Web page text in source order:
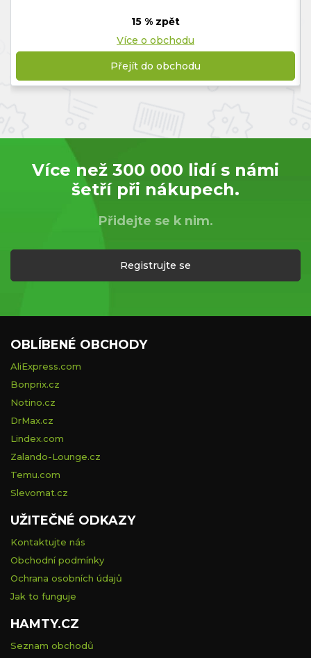
15 % zpět
Více o obchodu
Přejít do obchodu
Více než 300 000 lidí s námi
šetří při nákupech.
Přidejte se k nim.
Registrujte se
OBLÍBENÉ OBCHODY
AliExpress.com
Bonprix.cz
Notino.cz
DrMax.cz
Lindex.com
Zalando-Lounge.cz
Temu.com
Slevomat.cz
UŽITEČNÉ ODKAZY
Kontaktujte nás
Obchodní podmínky
Ochrana osobních údajů
Jak to funguje
HAMTY.CZ
Seznam obchodů